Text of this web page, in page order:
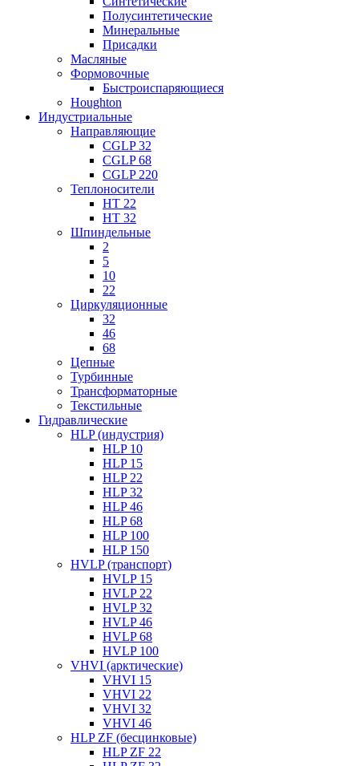
Полусинтетические
Минеральные
Присадки
Масляные
Формовочные
Быстроиспаряющиеся
Houghton
Индустриальные
Направляющие
CGLP 32
CGLP 68
CGLP 220
Теплоносители
HT 22
HT 32
Шпиндельные
2
5
10
22
Циркуляционные
32
46
68
Цепные
Турбинные
Трансформаторные
Текстильные
Гидравлические
HLP (индустрия)
HLP 10
HLP 15
HLP 22
HLP 32
HLP 46
HLP 68
HLP 100
HLP 150
HVLP (транспорт)
HVLP 15
HVLP 22
HVLP 32
HVLP 46
HVLP 68
HVLP 100
VHVI (арктические)
VHVI 15
VHVI 22
VHVI 32
VHVI 46
HLP ZF (бесцинковые)
HLP ZF 22